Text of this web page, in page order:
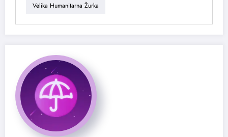
Velika Humanitarna Žurka